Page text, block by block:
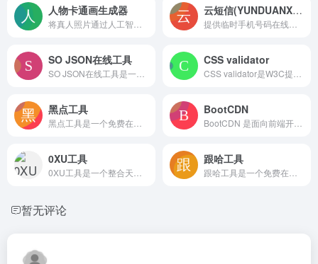
人物卡通画生成器 云短信(YUNDUANXIN.NET)
SO JSON在线工具 CSS validator
黑点工具 BootCDN
0XU工具 跟哈工具
暂无评论